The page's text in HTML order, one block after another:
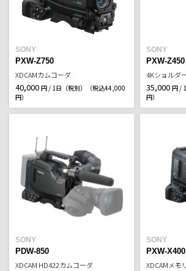
SONY
PXW-Z750
XDCAMカムコーダ
40,000 円 / 1日（税別）
（税込44,000
円）
SONY
PXW-Z450
4Kショルダ
35,000 円 /
円）
SONY
PDW-850
XDCAM HD422カムコーダ
SONY
PXW-X400
XDCAMメモ